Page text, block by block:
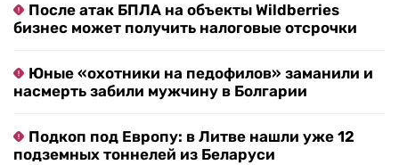
После атак БПЛА на объекты Wildberries
бизнес может получить налоговые отсрочки
Юные «охотники на педофилов» заманили и
насмерть забили мужчину в Болгарии
Подкоп под Европу: в Литве нашли уже 12
подземных тоннелей из Беларуси